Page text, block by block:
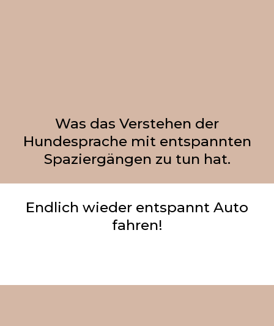
Was das Verstehen der
Hundesprache mit entspannten
Spaziergängen zu tun hat.
Endlich wieder entspannt Auto
fahren!